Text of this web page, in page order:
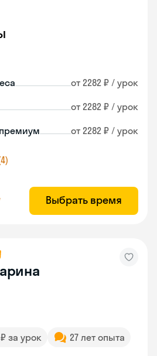
от 2282 ₽ / урок
от 2282 ₽ / урок
от 2282 ₽ / урок
Выбрать время
за урок
27 лет опыта